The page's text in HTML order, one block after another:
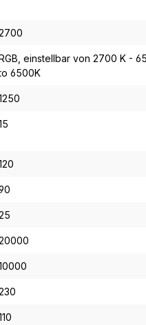
einstellbar von 2700 K -
6500K